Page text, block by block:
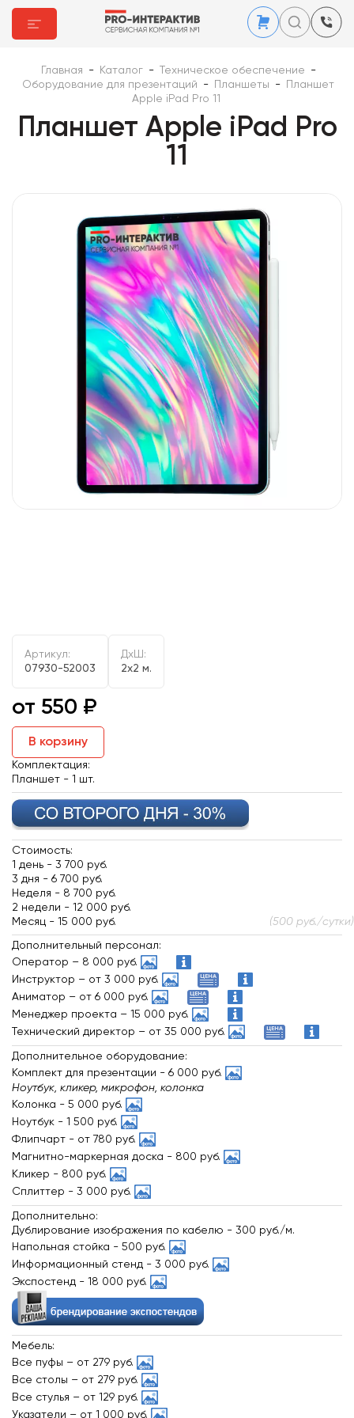
Главная - Каталог - Техническое обеспечение
-
Оборудование для презентаций
- Планшеты -
Планшет
Apple iPad Pro 11
Планшет Apple iPad Pro
11
Артикул:
07930-52003
ДxШ:
2x2 м.
от 550 ₽
В корзину
Комплектация:
Планшет - 1 шт.
Стоимость:
1 день - 3 700 руб.
3 дня - 6 700 руб.
Неделя - 8 700 руб.
2 недели - 12 000 руб.
Месяц - 15 000 руб. (500 руб./сутки)
Дополнительный персонал:
Оператор – 8 000 руб.
Инструктор – от 3 000 руб.
Аниматор – от 6 000 руб.
Менеджер проекта – 15 000 руб.
Технический директор – от 35 000 руб.
Дополнительное оборудование:
Комплект для презентации - 6 000 руб.
Ноутбук, кликер, микрофон, колонка
Колонка - 5 000 руб.
Ноутбук - 1 500 руб.
Флипчарт - от 780 руб.
Магнитно-маркерная доска - 800 руб.
Кликер - 800 руб.
Сплиттер - 3 000 руб.
Дополнительно:
Дублирование изображения по кабелю - 300 руб./м.
Напольная стойка - 500 руб.
Информационный стенд - 3 000 руб.
Экспостенд - 18 000 руб.
Мебель:
Все пуфы – от 279 руб.
Все столы – от 279 руб.
Все стулья – от 129 руб.
Указатели – от 1 000 руб.